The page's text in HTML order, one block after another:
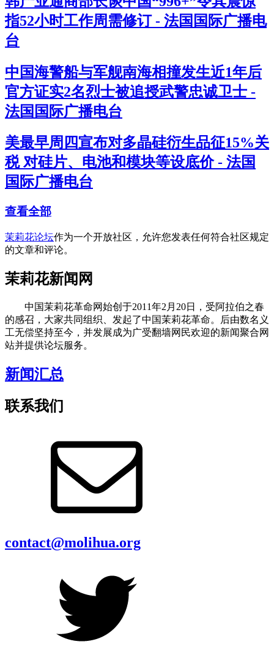
指52小时工作周需修订 - 法国国际广播电
台
中国海警船与军舰南海相撞发生近1年后
官方证实2名烈士被追授武警忠诚卫士 -
法国国际广播电台
美最早周四宣布对多晶硅衍生品征15%关
税 对硅片、电池和模块等设底价 - 法国
国际广播电台
查看全部
茉莉花论坛作为一个开放社区，允许您发表任何符合社区规定
的文章和评论。
茉莉花新闻网
中国茉莉花革命网始创于2011年2月20日，受阿拉伯之春
的感召，大家共同组织、发起了中国茉莉花革命。后由数名义
工无偿坚持至今，并发展成为广受翻墙网民欢迎的新闻聚合网
站并提供论坛服务。
新闻汇总
联系我们
contact@molihua.org